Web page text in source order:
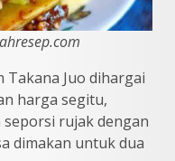
Takana Juo dihargai
harga segitu,
rujak dengan
dimakan untuk dua